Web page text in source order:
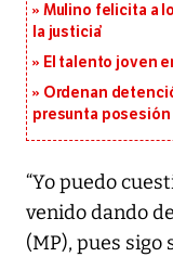
Mulino felicita a
la justicia’
El talento joven
Ordenan
presunta posesión
“Yo puedo
venido dando
(MP), pues